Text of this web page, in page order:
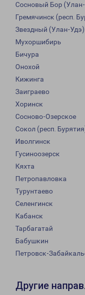
Сосновый Бор
Гремячинск (респ.
Звездный (Улан-Удэ)
Мухоршибирь
Бичура
Онохой
Кижинга
Заиграево
Хоринск
Сосново-Озерское
Сокол (респ.
Иволгинск
Гусиноозерск
Кяхта
Петропавловка
Турунтаево
Селенгинск
Кабанск
Тарбагатай
Бабушкин
Петровск-
Другие